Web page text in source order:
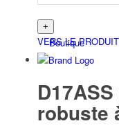
Boutique
VERS LE PRODUIT
robuste